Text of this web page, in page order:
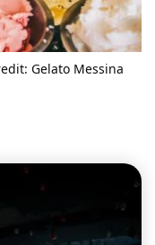
Gelato Messina